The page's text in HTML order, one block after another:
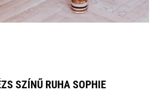
SZÍNŰ RUHA SOPHIE